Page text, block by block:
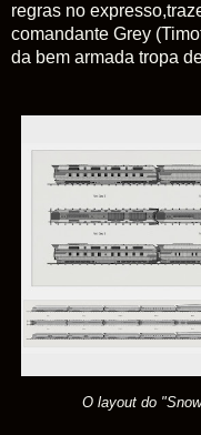
regras no
comandante Grey
da bem armada tropa
O layout do